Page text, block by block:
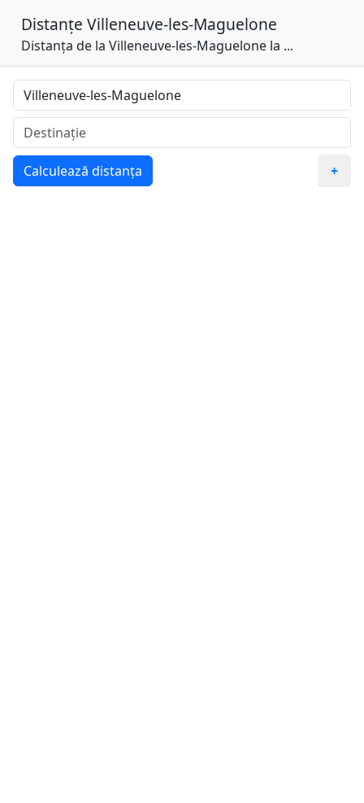
Distanțe Villeneuve-les-Maguelone
Distanța de la Villeneuve-les-Maguelone la ...
Calculează distanța +